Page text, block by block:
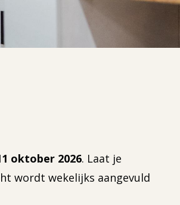
oktober 2026. Laat je
wordt wekelijks aangevuld